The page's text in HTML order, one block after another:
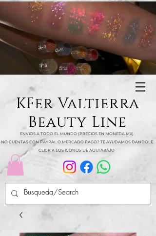
KFer Valtierra
Beauty Line
ENVIOS A TODO EL MUNDO (PRECIOS EN MONEDA MX)
NO CUENTAS CON PAYPAL O MERCADO PAGO? TE AYUDAMOS DANDOLE
CLICK A LOS ICONOS DE AQUI ABAJO